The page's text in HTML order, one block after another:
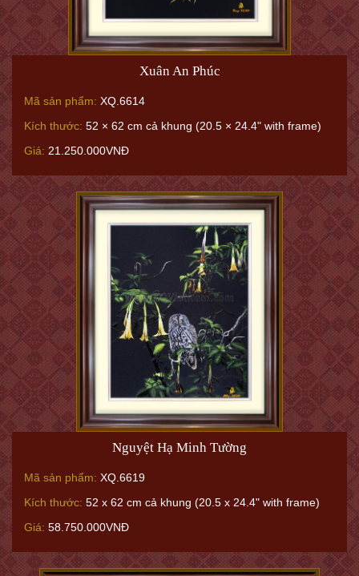
Xuân An Phúc
Mã sản phẩm: XQ.6614
Kích thước: 52 × 62 cm cả khung (20.5 × 24.4" with frame)
Giá: 21.250.000VNĐ
Nguyệt Hạ Minh Tường
Mã sản phẩm: XQ.6619
Kích thước: 52 x 62 cm cả khung (20.5 x 24.4" with frame)
Giá: 58.750.000VNĐ